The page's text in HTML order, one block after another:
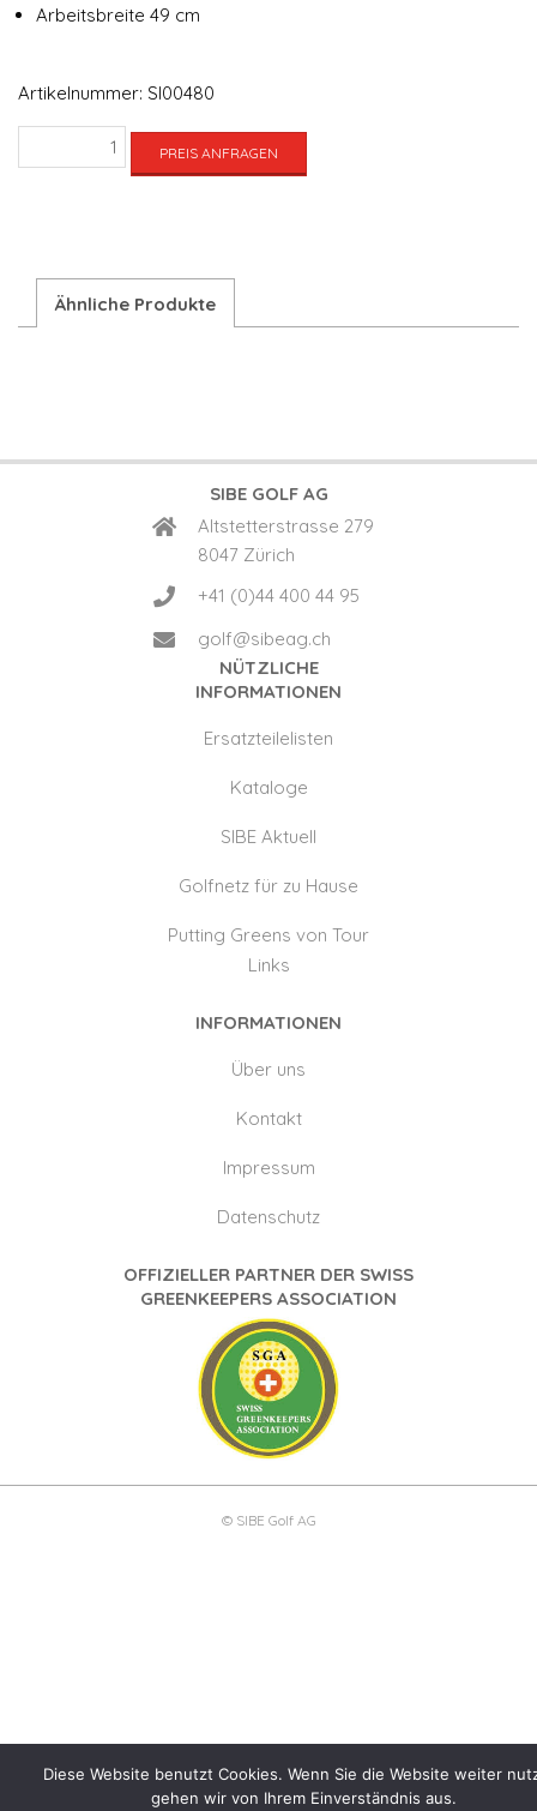
Arbeitsbreite 49 cm
Artikelnummer: SI00480
Rechenkopf
SIBE
PREIS ANFRAGEN
Ähnliche Produkte
SIBE GOLF AG
Altstetterstrasse 279
8047 Zürich
+41 (0)44 400 44 95
golf@sibeag.ch
NÜTZLICHE
INFORMATIONEN
Ersatzteilelisten
Kataloge
SIBE Aktuell
Golfnetz für zu Hause
Putting Greens von Tour
Links
INFORMATIONEN
Über uns
Kontakt
Impressum
Datenschutz
OFFIZIELLER PARTNER DER SWISS
GREENKEEPERS ASSOCIATION
© SIBE Golf AG
Diese Website benutzt Cookies. Wenn Sie die Website weiter
gehen wir von Ihrem Einverständnis aus.